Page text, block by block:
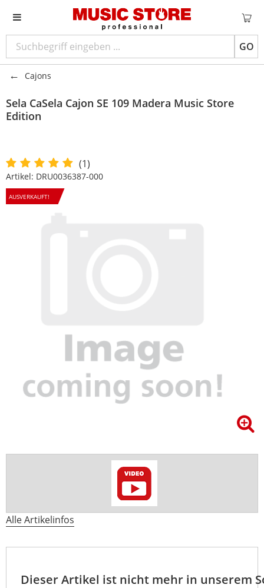
GO
Cajons
Sela CaSela Cajon SE 109 Madera Music Store
Edition
(1)
Artikel: DRU0036387-000
AUSVERKAUFT!
Alle Artikelinfos
Dieser Artikel ist nicht mehr in unserem